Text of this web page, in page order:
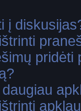
į
pridėti